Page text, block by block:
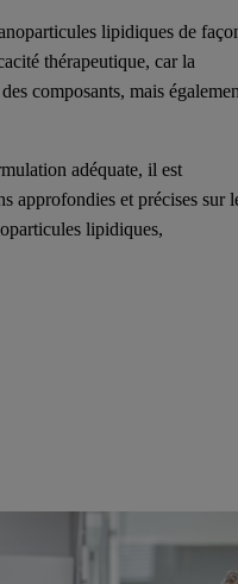
lipidiques de
thérapeutique, car la
composants, mais
adéquate, il est
approfondies et précises sur
lipidiques,